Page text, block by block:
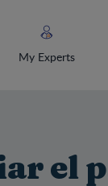
My Experts
el